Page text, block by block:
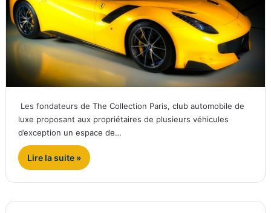
Les fondateurs de The Collection Paris, club automobile de
luxe proposant aux propriétaires de plusieurs véhicules
d’exception un espace de…
Lire la suite »